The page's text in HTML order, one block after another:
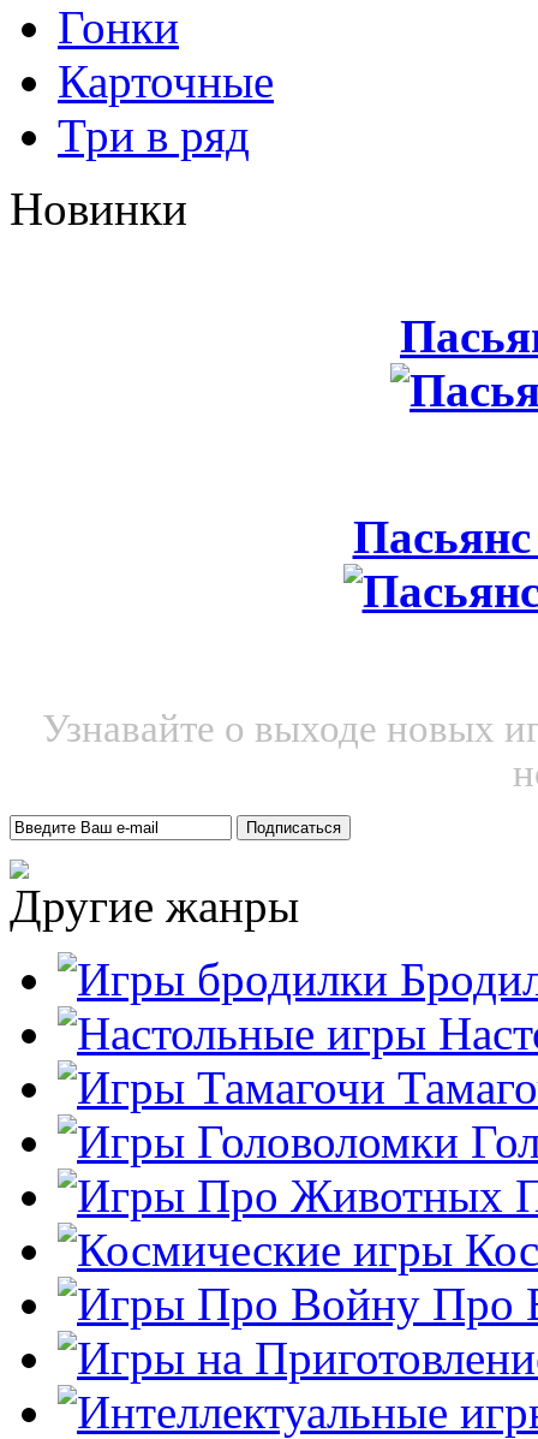
Гонки
Карточные
Три в ряд
Новинки
Узнавайте о выходе новых
Другие жанры
Про